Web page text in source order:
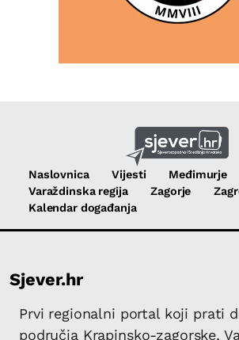
Naslovnica Vijesti Međimurje
Varaždinska regija
Zagorje
Kalendar događanja
Sjever.hr
Prvi regionalni portal koji prati
područja Krapinsko-zagorske,